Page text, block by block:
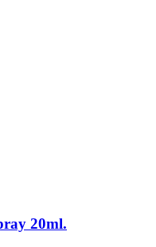
20ml.